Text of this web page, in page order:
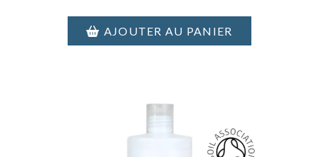
AJOUTER AU PANIER